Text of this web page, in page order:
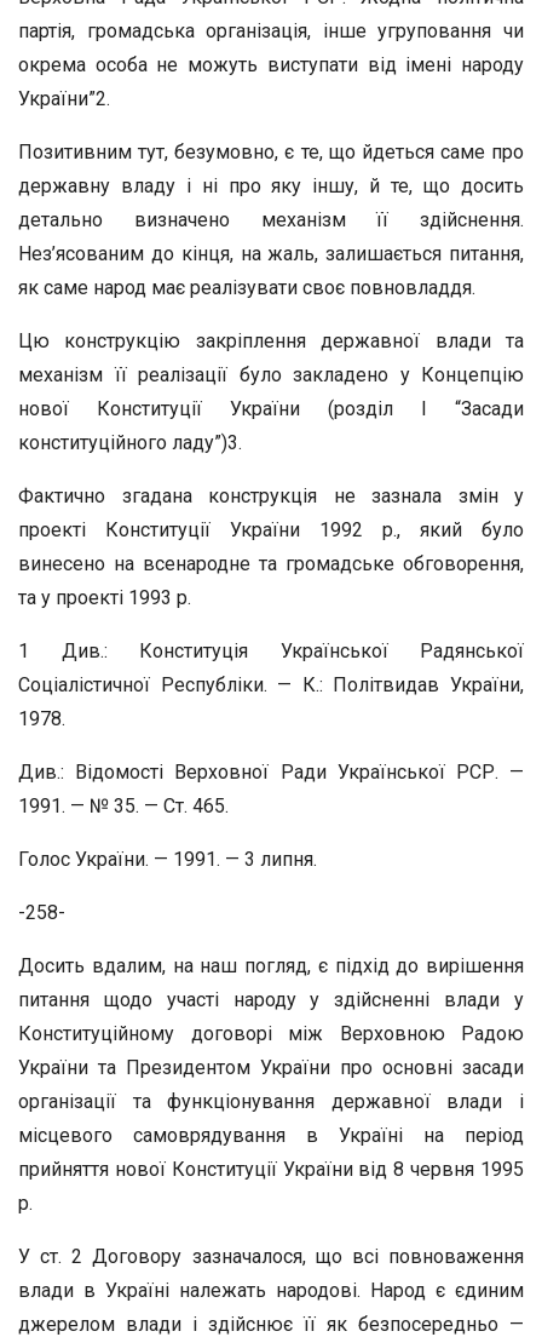
партія, громадська організація, інше угруповання чи
окрема особа не можуть виступати від імені народу
України”2.
Позитивним тут, безумовно, є те, що йдеться саме про
державну владу і ні про яку іншу, й те, що досить
детально визначено механізм її здійснення.
Нез’ясованим до кінця, на жаль, залишається питання,
як саме народ має реалізувати своє повновладдя.
Цю конструкцію закріплення державної влади та
механізм її реалізації було закладено у Концепцію
нової Конституції України (розділ І “Засади
конституційного ладу”)3.
Фактично згадана конструкція не зазнала змін у
проекті Конституції України 1992 р., який було
винесено на всенародне та громадське обговорення,
та у проекті 1993 р.
1 Див.: Конституція Української Радянської
Соціалістичної Республіки. — К.: Політвидав України,
1978.
Див.: Відомості Верховної Ради Української РСР. —
1991. — № 35. — Ст. 465.
Голос України. — 1991. — 3 липня.
-258-
Досить вдалим, на наш погляд, є підхід до вирішення
питання щодо участі народу у здійсненні влади у
Конституційному договорі між Верховною Радою
України та Президентом України про основні засади
організації та функціонування державної влади і
місцевого самоврядування в Україні на період
прийняття нової Конституції України від 8 червня 1995
р.
У ст. 2 Договору зазначалося, що всі повноваження
влади в Україні належать народові. Народ є єдиним
джерелом влади і здійснює її як безпосередньо —